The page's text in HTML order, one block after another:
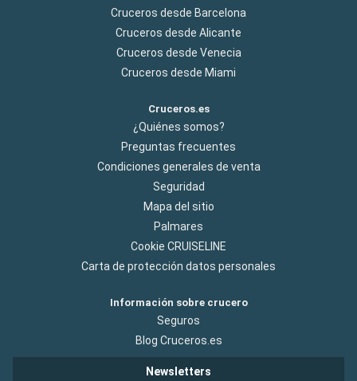
Cruceros desde Barcelona
Cruceros desde Alicante
Cruceros desde Venecia
Cruceros desde Miami
Cruceros.es
¿Quiénes somos?
Preguntas frecuentes
Condiciones generales de venta
Seguridad
Mapa del sitio
Palmares
Cookie CRUISELINE
Carta de protección datos personales
Información sobre crucero
Seguros
Blog Cruceros.es
Newsletters